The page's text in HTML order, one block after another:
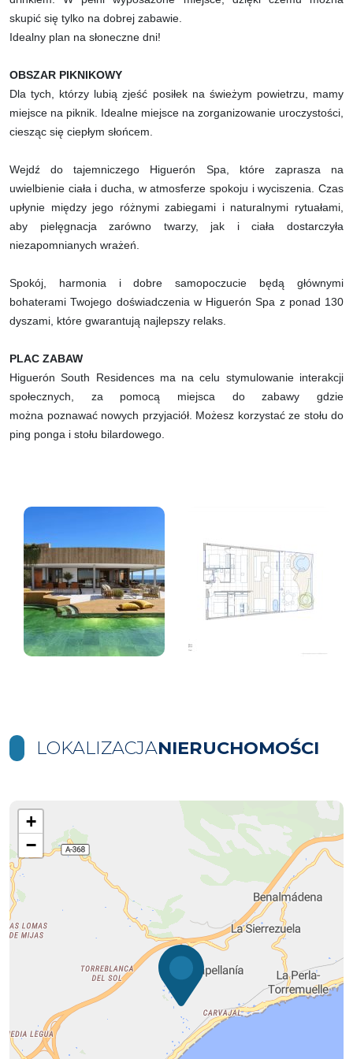
skupić się tylko na dobrej zabawie.
Idealny plan na słoneczne dni!
OBSZAR PIKNIKOWY
Dla tych, którzy lubią zjeść posiłek na świeżym powietrzu, mamy
miejsce na piknik. Idealne miejsce na zorganizowanie uroczystości,
ciesząc się ciepłym słońcem.
Wejdź do tajemniczego Higuerón Spa, które zaprasza na
uwielbienie ciała i ducha, w atmosferze spokoju i wyciszenia. Czas
upłynie między jego różnymi zabiegami i naturalnymi rytuałami,
aby pielęgnacja zarówno twarzy, jak i ciała dostarczyła
niezapomnianych wrażeń.
Spokój, harmonia i dobre samopoczucie będą głównymi
bohaterami Twojego doświadczenia w Higuerón Spa z ponad 130
dyszami, które gwarantują najlepszy relaks.
PLAC ZABAW
Higuerón South Residences ma na celu stymulowanie interakcji
społecznych, za pomocą miejsca do zabawy gdzie
można poznawać nowych przyjaciół. Możesz korzystać ze stołu do
ping ponga i stołu bilardowego.
LOKALIZACJANIERUCHOMOŚCI
+
−